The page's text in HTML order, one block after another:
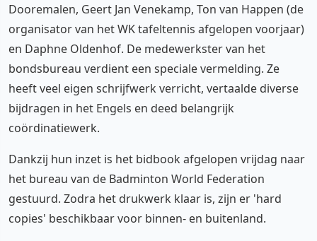
Dooremalen, Geert Jan Venekamp, Ton van Happen (de
organisator van het WK tafeltennis afgelopen voorjaar)
en Daphne Oldenhof. De medewerkster van het
bondsbureau verdient een speciale vermelding. Ze
heeft veel eigen schrijfwerk verricht, vertaalde diverse
bijdragen in het Engels en deed belangrijk
coördinatiewerk.
Dankzij hun inzet is het bidbook afgelopen vrijdag naar
het bureau van de Badminton World Federation
gestuurd. Zodra het drukwerk klaar is, zijn er 'hard
copies' beschikbaar voor binnen- en buitenland.